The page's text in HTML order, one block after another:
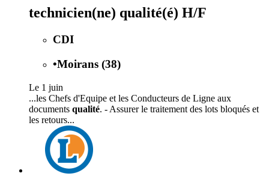
technicien(ne) qualité(é) H/F
CDI
•Moirans (38)
Le 1 juin
...les Chefs d'Equipe et les Conducteurs de Ligne aux
documents qualité. - Assurer le traitement des lots bloqués et
les retours...